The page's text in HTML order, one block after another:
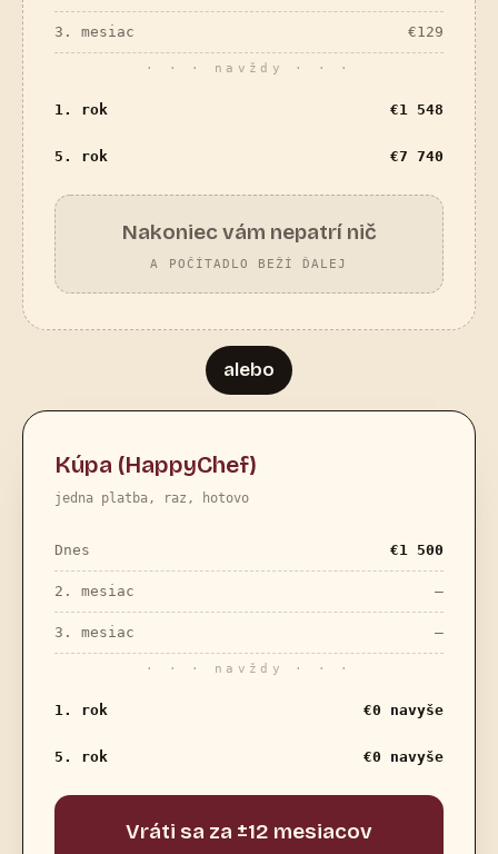
3. mesiac €129
· · · navždy · · ·
1. rok €1 548
5. rok €7 740
Nakoniec vám nepatrí nič
A POČÍTADLO BEŽÍ ĎALEJ
alebo
Kúpa (HappyChef)
jedna platba, raz, hotovo
Dnes €1 500
2. mesiac —
3. mesiac —
· · · navždy · · ·
1. rok €0 navyše
5. rok €0 navyše
Vráti sa za ±12 mesiacov